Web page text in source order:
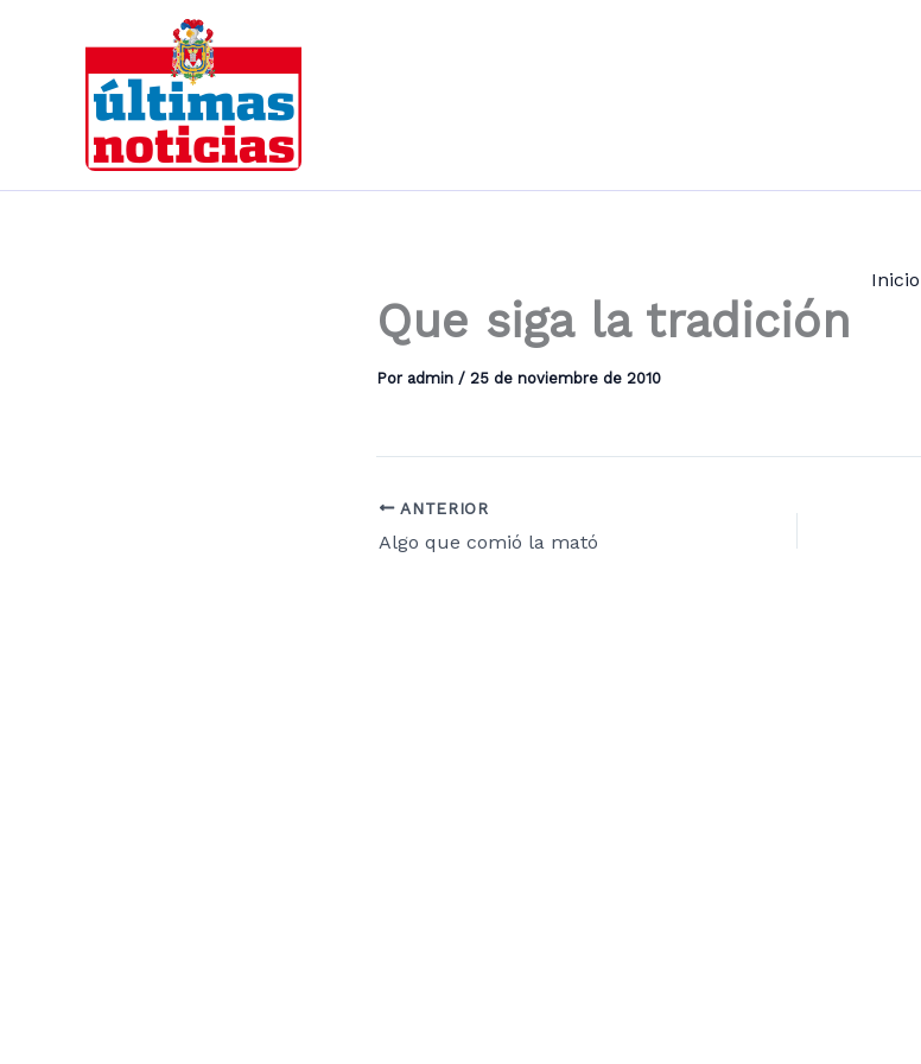
contenido
Inicio
Que siga la tradición
Por admin / 25 de noviembre de 2010
ANTERIOR
Algo que comió la mató